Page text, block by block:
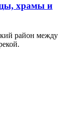
храмы и
район между